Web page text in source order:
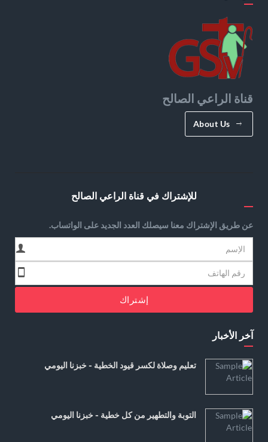
قناة الراعي الصالح
About Us
للإشتراك في قناة الراعي الصالح
عن طريق الإشتراك معنا سيصلك العدد الجديد على الواتساب.
إشتراك
آخر الأخبار
تعليم وصلاة لكسر قيود الخطية - خبزنا اليومي
التوبة والتطهير من كل خطية - خبزنا اليومي